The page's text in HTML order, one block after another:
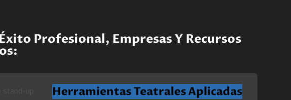
Profesional, Empresas Y Recursos
Herramientas Teatrales Aplicadas